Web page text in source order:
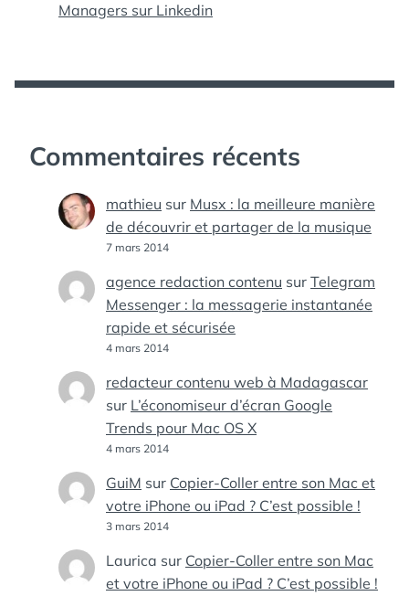
Managers sur Linkedin
Commentaires récents
mathieu sur Musx : la meilleure manière
de découvrir et partager de la musique
7 mars 2014
agence redaction contenu sur Telegram
Messenger : la messagerie instantanée
rapide et sécurisée
4 mars 2014
redacteur contenu web à Madagascar
sur L’économiseur d’écran Google
Trends pour Mac OS X
4 mars 2014
GuiM sur Copier-Coller entre son Mac et
votre iPhone ou iPad ? C’est possible !
3 mars 2014
Laurica sur Copier-Coller entre son Mac
et votre iPhone ou iPad ? C’est possible !